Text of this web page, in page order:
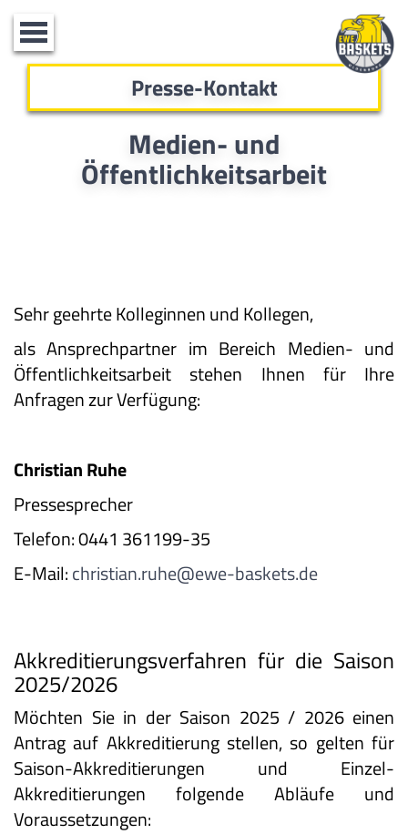
Toggle
navigation
Presse-Kontakt
Medien- und
Öffentlichkeitsarbeit
Sehr geehrte Kolleginnen und Kollegen,
als Ansprechpartner im Bereich Medien- und
Öffentlichkeitsarbeit stehen Ihnen für Ihre
Anfragen zur Verfügung:
Christian Ruhe
Pressesprecher
Telefon: 0441 361199-35
E-Mail:christian.ruhe@ewe-baskets.de
Akkreditierungsverfahren für die Saison
2025/2026
Möchten Sie in der Saison 2025 / 2026 einen
Antrag auf Akkreditierung stellen, so gelten für
Saison-Akkreditierungen und Einzel-
Akkreditierungen folgende Abläufe und
Voraussetzungen: